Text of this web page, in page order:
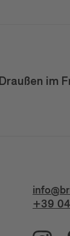
Draußen im
+39